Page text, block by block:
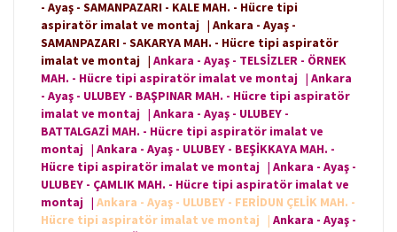
- Ayaş - SAMANPAZARI - KALE MAH. - Hücre tipi
aspiratör imalat ve montaj | Ankara - Ayaş -
SAMANPAZARI - SAKARYA MAH. - Hücre tipi aspiratör
imalat ve montaj | Ankara - Ayaş - TELSİZLER - ÖRNEK
MAH. - Hücre tipi aspiratör imalat ve montaj | Ankara
- Ayaş - ULUBEY - BAŞPINAR MAH. - Hücre tipi aspiratör
imalat ve montaj | Ankara - Ayaş - ULUBEY -
BATTALGAZİ MAH. - Hücre tipi aspiratör imalat ve
montaj | Ankara - Ayaş - ULUBEY - BEŞİKKAYA MAH. -
Hücre tipi aspiratör imalat ve montaj | Ankara - Ayaş -
ULUBEY - ÇAMLIK MAH. - Hücre tipi aspiratör imalat ve
montaj | Ankara - Ayaş - ULUBEY - FERİDUN ÇELİK MAH. -
Hücre tipi aspiratör imalat ve montaj
| Ankara - Ayaş -